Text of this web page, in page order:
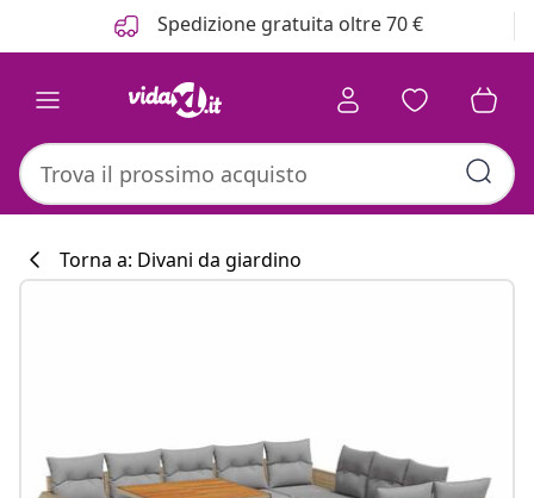
Spedizione gratuita oltre 70 €
Torna a: Divani da giardino